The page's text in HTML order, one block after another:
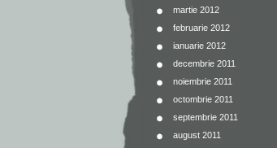
martie 2012
februarie 2012
ianuarie 2012
decembrie 2011
noiembrie 2011
octombrie 2011
septembrie 2011
august 2011